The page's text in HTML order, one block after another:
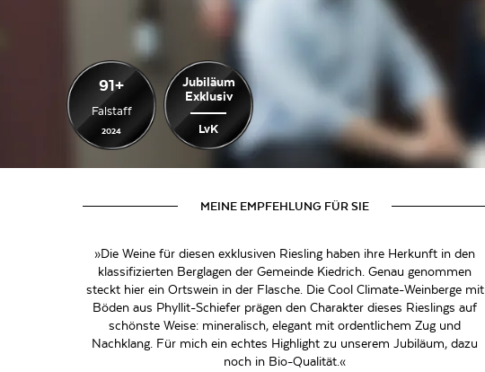
91+
Falstaff
2024
Jubiläum
Exklusiv
LvK
MEINE EMPFEHLUNG FÜR SIE
»Die Weine für diesen exklusiven Riesling haben ihre Herkunft in den
klassifizierten Berglagen der Gemeinde Kiedrich. Genau genommen
steckt hier ein Ortswein in der Flasche. Die Cool Climate-Weinberge mit
Böden aus Phyllit-Schiefer prägen den Charakter dieses Rieslings auf
schönste Weise: mineralisch, elegant mit ordentlichem Zug und
Nachklang. Für mich ein echtes Highlight zu unserem Jubiläum, dazu
noch in Bio-Qualität.«